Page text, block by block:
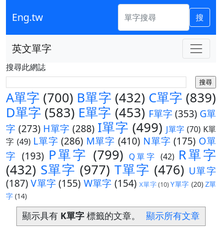
Eng.tw 搜
英文單字
搜尋此網誌
A單字 (700) B單字 (432) C單字 (839)
D單字 (583) E單字 (453) F單字(353) G單
字 (273) H單字 (288) I單字 (499) J單字 (70) K單
字 (49) L單字 (286) M單字 (410) N單字 (175) O單
字 (193) P單字 (799) Q單字 (42) R單字
(432) S單字 (977) T單字 (476) U單字
(187) V單字(155) W單字 (154) X單字(10)Y單字 (20) Z單
字 (14)
顯示具有 K單字標籤的文章。 顯示所有文章